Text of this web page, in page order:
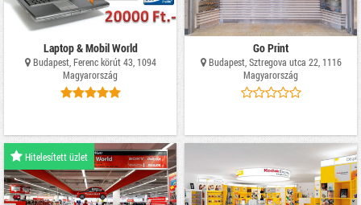
Laptop & Mobil World
Budapest, Ferenc körút 43, 1094
Magyarország
Go Print
Budapest, Sztregova utca 22, 1116
Magyarország
Hitelesített üzlet